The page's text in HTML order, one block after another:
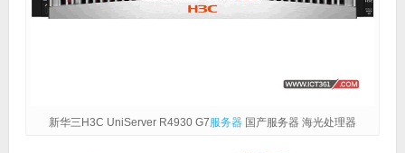
新华三H3C UniServer R4930 G7服务器国产服务器 海光处理器